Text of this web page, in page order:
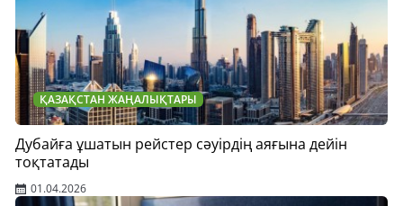
ҚАЗАҚСТАН ЖАҢАЛЫҚТАРЫ
Дубайға ұшатын рейстер сәуірдің аяғына дейін
тоқтатады
01.04.2026